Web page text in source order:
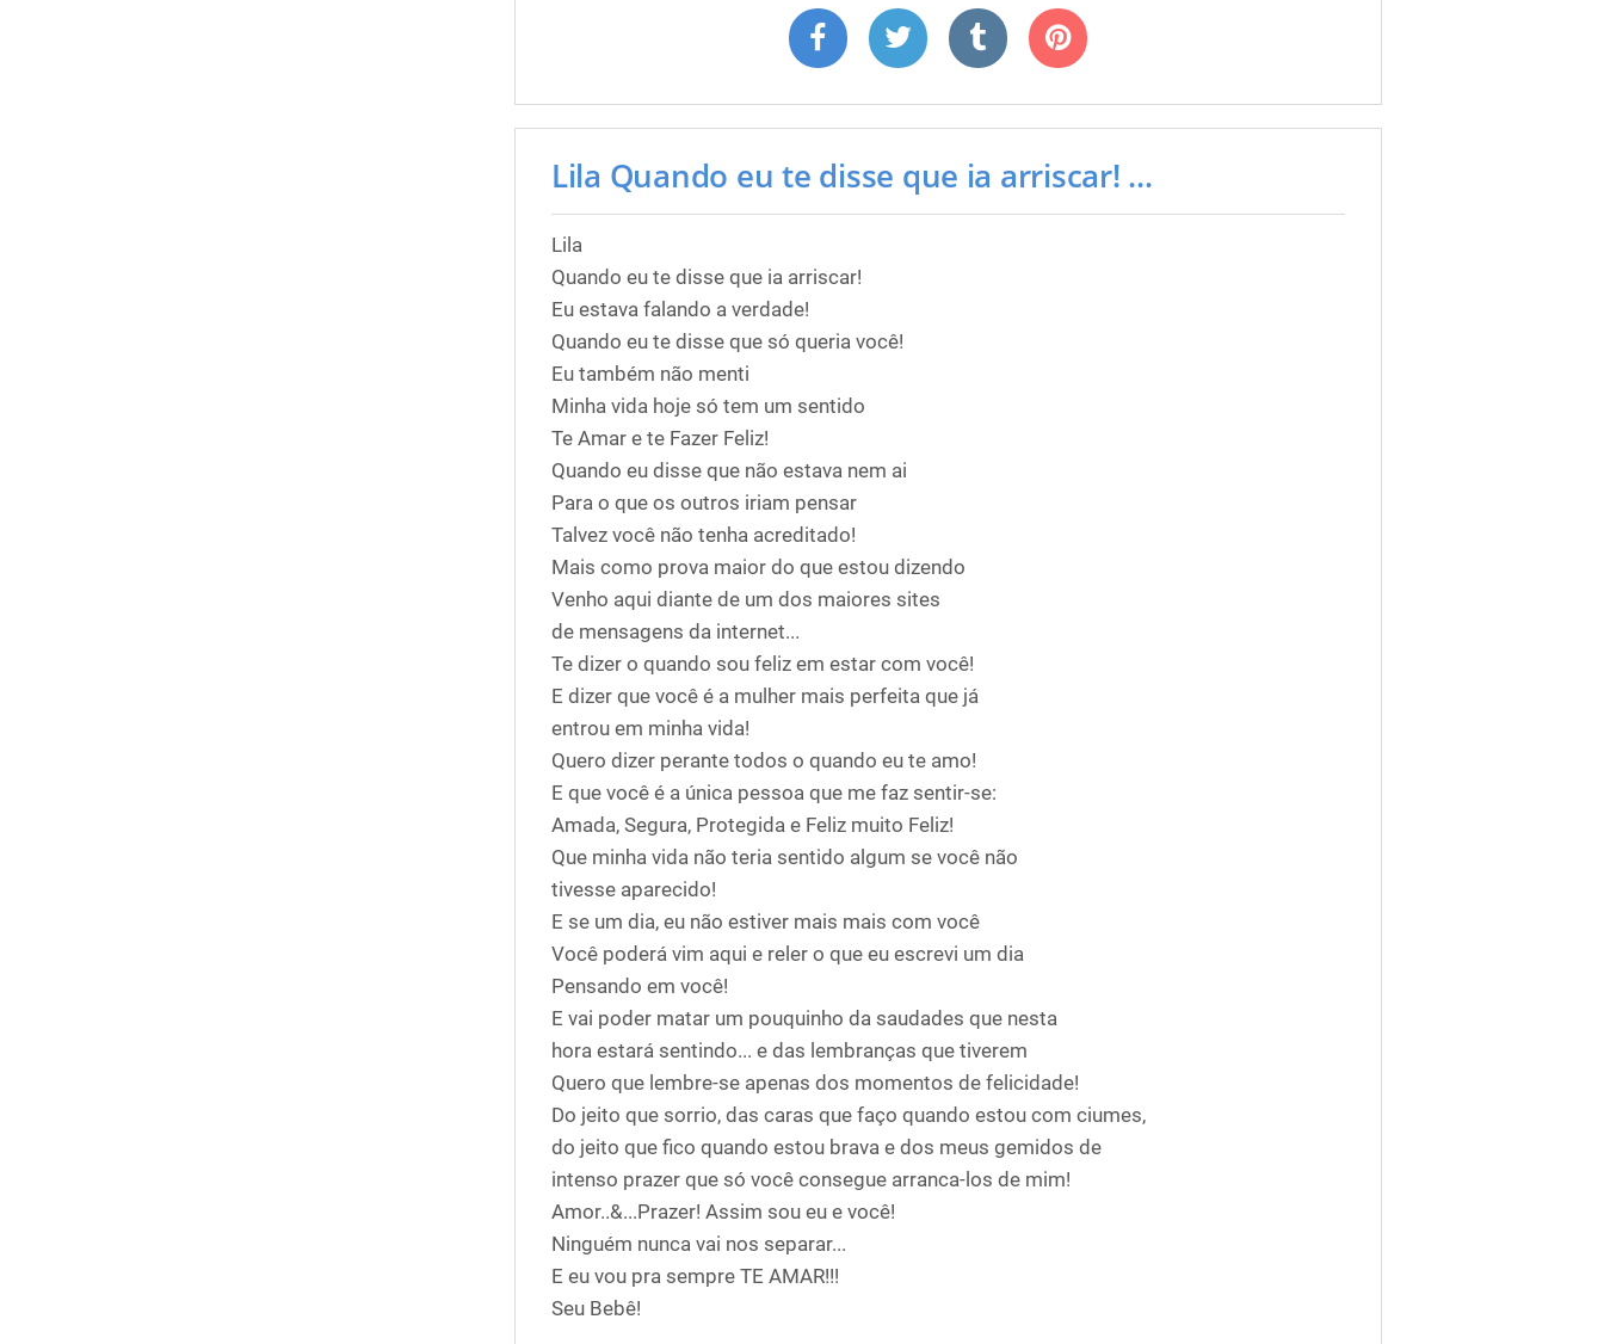
Lila Quando eu te disse que ia arriscar! ...
Lila
Quando eu te disse que ia arriscar!
Eu estava falando a verdade!
Quando eu te disse que só queria você!
Eu também não menti
Minha vida hoje só tem um sentido
Te Amar e te Fazer Feliz!
Quando eu disse que não estava nem ai
Para o que os outros iriam pensar
Talvez você não tenha acreditado!
Mais como prova maior do que estou dizendo
Venho aqui diante de um dos maiores sites
de mensagens da internet...
Te dizer o quando sou feliz em estar com você!
E dizer que você é a mulher mais perfeita que já
entrou em minha vida!
Quero dizer perante todos o quando eu te amo!
E que você é a única pessoa que me faz sentir-se:
Amada, Segura, Protegida e Feliz muito Feliz!
Que minha vida não teria sentido algum se você não
tivesse aparecido!
E se um dia, eu não estiver mais mais com você
Você poderá vim aqui e reler o que eu escrevi um dia
Pensando em você!
E vai poder matar um pouquinho da saudades que nesta
hora estará sentindo... e das lembranças que tiverem
Quero que lembre-se apenas dos momentos de felicidade!
Do jeito que sorrio, das caras que faço quando estou com ciumes,
do jeito que fico quando estou brava e dos meus gemidos de
intenso prazer que só você consegue arranca-los de mim!
Amor..&...Prazer! Assim sou eu e você!
Ninguém nunca vai nos separar...
E eu vou pra sempre TE AMAR!!!
Seu Bebê!